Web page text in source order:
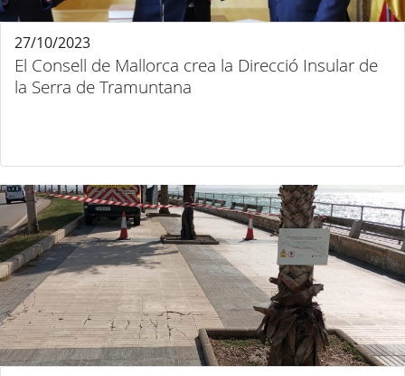
El Consell de Mallorca crea la Direcció Insular de
la Serra de Tramuntana
27/10/2023